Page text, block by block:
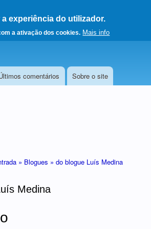
experiência do utilizador.
a ativação dos cookies. Mais info
página principal
comentários Sobre o site
» Blogues » do blogue Luís Medina
Medina